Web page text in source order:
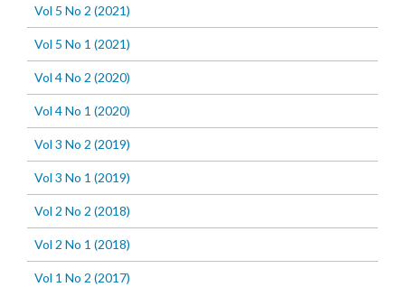
Vol 5 No 2 (2021)
Vol 5 No 1 (2021)
Vol 4 No 2 (2020)
Vol 4 No 1 (2020)
Vol 3 No 2 (2019)
Vol 3 No 1 (2019)
Vol 2 No 2 (2018)
Vol 2 No 1 (2018)
Vol 1 No 2 (2017)